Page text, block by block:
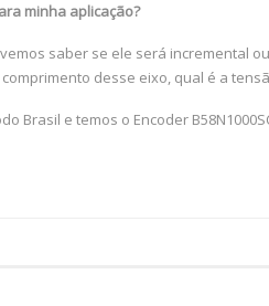
minha aplicação?
saber se ele será incremental
desse eixo, qual é a
Brasil e temos o Encoder